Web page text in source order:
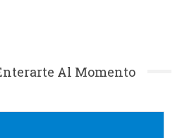
Al Momento